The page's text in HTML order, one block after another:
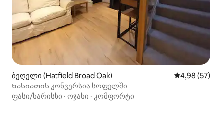
ბეღელი (Hatfield Broad Oak) საშუალო
4,98 (57)
Ხასიათის კონვერსია სოფელში
ფასი/ხარისხი · ოჯახი · კომფორტი